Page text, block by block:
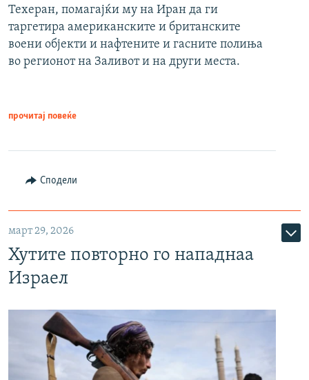
Техеран, помагајќи му на Иран да ги
таргетира американските и британските
воени објекти и нафтените и гасните полиња
во регионот на Заливот и на други места.
прочитај повеќе
Сподели
март 29, 2026
Хутите повторно го нападнаа
Израел